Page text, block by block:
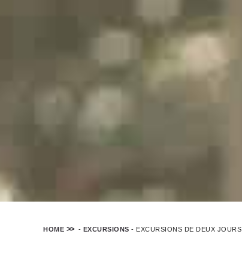
HOME - EXCURSIONS - EXCURSIONS DE DEUX JOURS